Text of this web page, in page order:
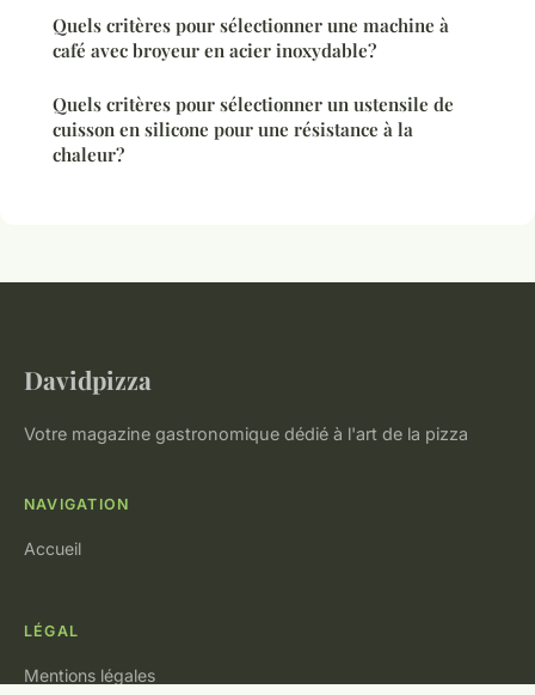
Quels critères pour sélectionner une machine à
café avec broyeur en acier inoxydable?
Quels critères pour sélectionner un ustensile de
cuisson en silicone pour une résistance à la
chaleur?
Davidpizza
Votre magazine gastronomique dédié à l'art de la pizza
NAVIGATION
Accueil
LÉGAL
Mentions légales